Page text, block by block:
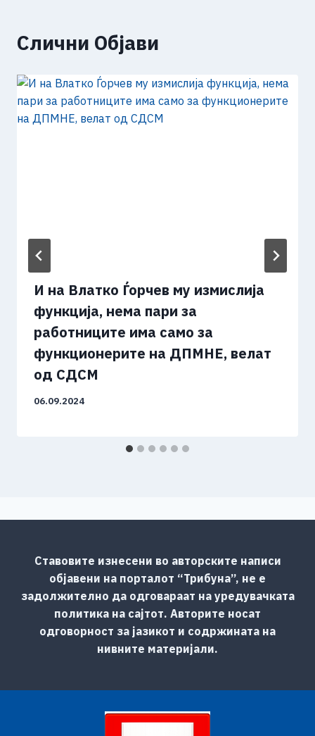
Слични Објави
И на Влатко Ѓорчев му измислија
функција, нема пари за
работниците има само за
функционерите на ДПМНЕ, велат
од СДСМ
06.09.2024
Ставовите изнесени во авторските написи
објавени на порталот “Трибуна”, не е
задолжително да одговараат на уредувачката
политика на сајтот. Авторите носат
одговорност за јазикот и содржината на
нивните материјали.